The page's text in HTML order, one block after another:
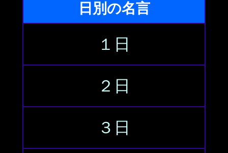
日別の名言
１日
２日
３日